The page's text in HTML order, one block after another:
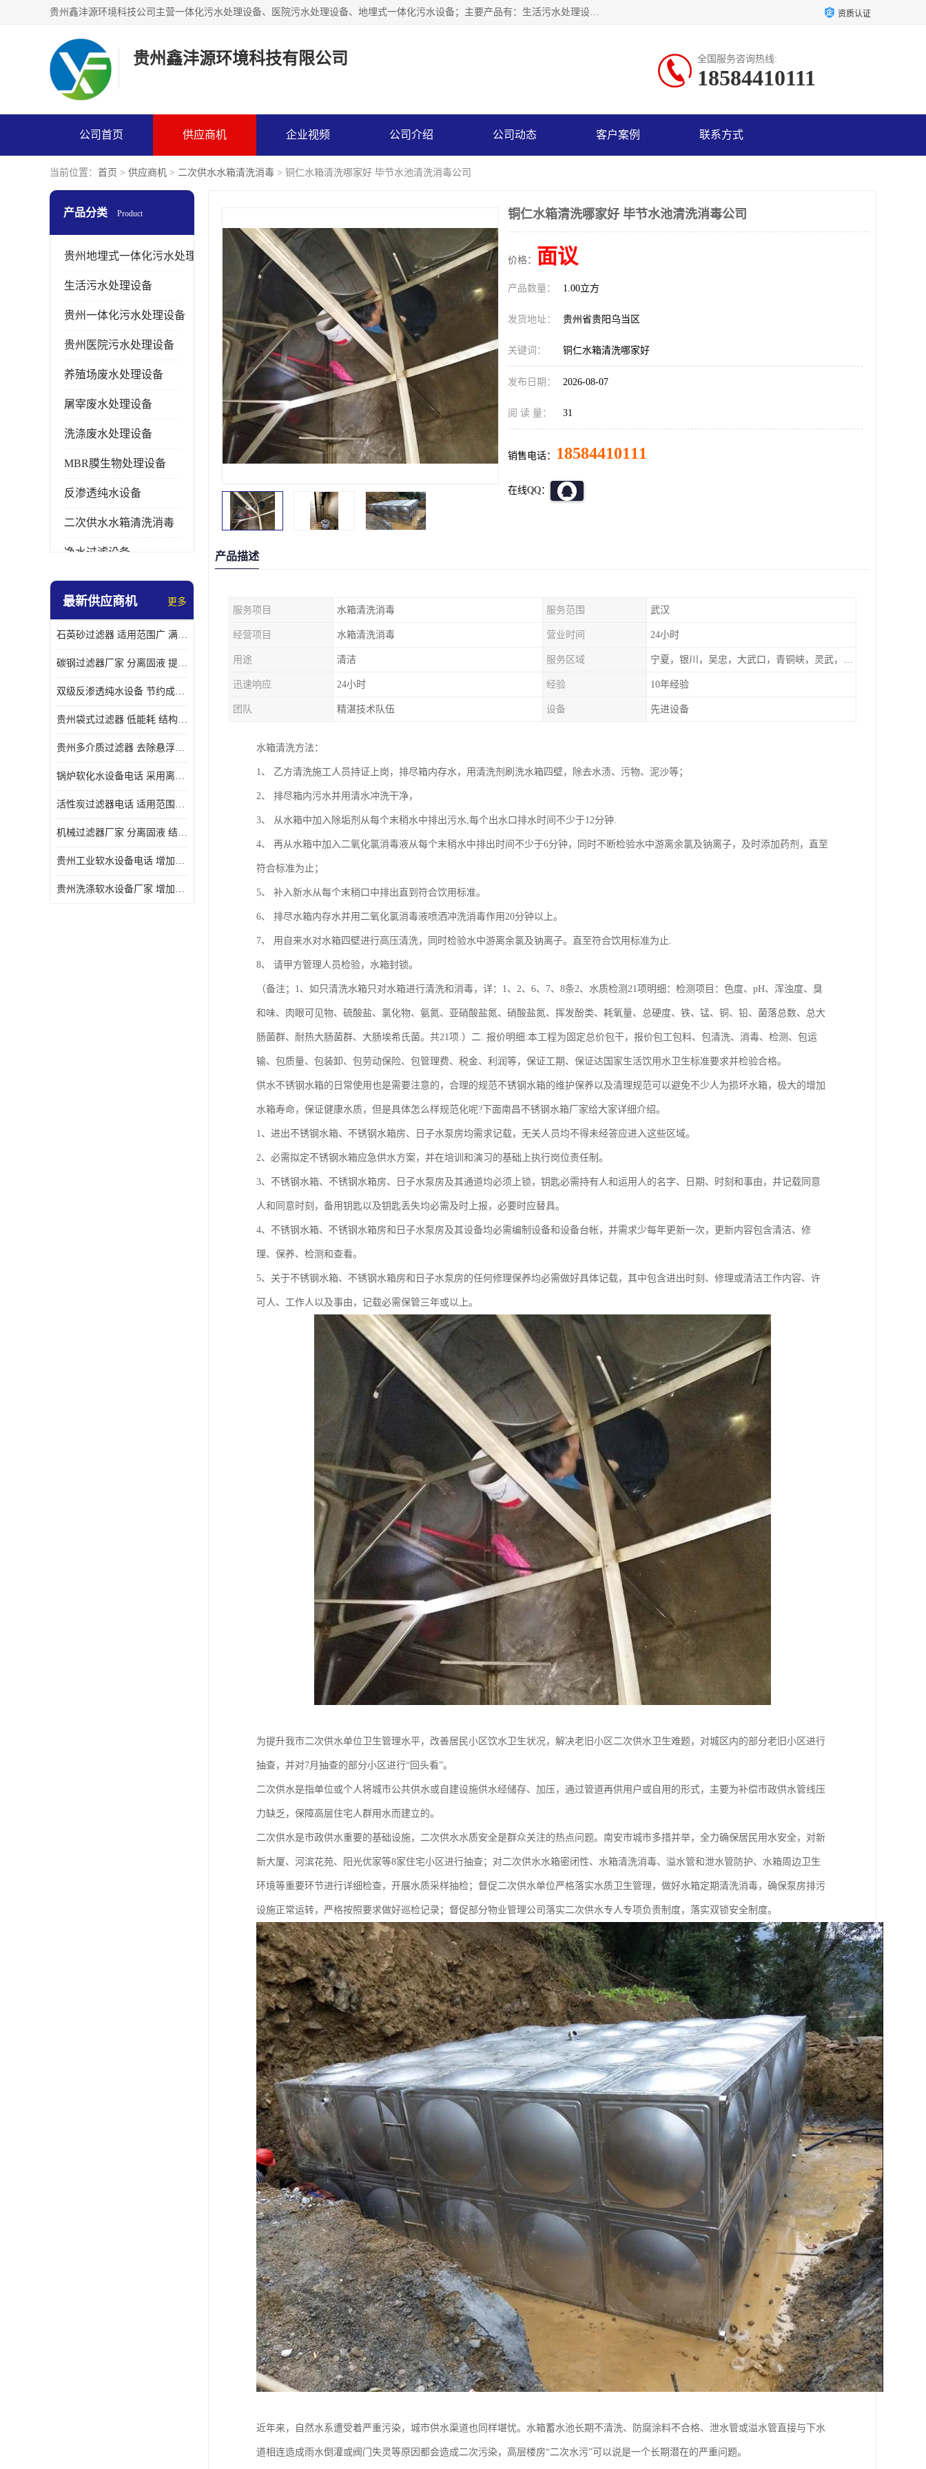
贵州鑫沣源环境科技公司主营一体化污水处理设备、医院污水处理设备、地埋式一体化污水设备；主要产品有：生活污水处理设备，养殖场废水处理设备，屠宰废水处理设备，洗涤废水处理设备，MBR膜生物处理设备，反渗透纯水设备，二次供水水箱清洗消毒，净水过滤设备，软水设备等。欢迎新老顾客来电咨询！ 资质认证
贵州鑫沣源环境科技有限公司 全国服务咨询热线:
18584410111
公司首页 供应商机 企业视频 公司介绍 公司动态 客户案例 联系方式
当前位置： 首页 > 供应商机 > 二次供水水箱清洗消毒 > 铜仁水箱清洗哪家好 毕节水池清洗消毒公司
产品分类 Product
贵州地埋式一体化污水处理设备
生活污水处理设备
贵州一体化污水处理设备
贵州医院污水处理设备
养殖场废水处理设备
屠宰废水处理设备
洗涤废水处理设备
MBR膜生物处理设备
反渗透纯水设备
二次供水水箱清洗消毒
净水过滤设备
软水设备
最新供应商机 更多
石英砂过滤器 适用范围广 满足不同的需求
碳钢过滤器厂家 分离固液 提高过滤效率
双级反渗透纯水设备 节约成本 提供高纯度水
贵州袋式过滤器 低能耗 结构简单
贵州多介质过滤器 去除悬浮物 防止水垢和堵塞
锅炉软化水设备电话 采用离子交换技术 减少维修和更换的成本
活性炭过滤器电话 适用范围广 防止水垢和堵塞
机械过滤器厂家 分离固液 结构简单
贵州工业软水设备电话 增加清洁效果 使水更加清澈 干净
贵州洗涤软水设备厂家 增加清洁效果 减少维修和更换的成本
铜仁水箱清洗哪家好 毕节水池清洗消毒公司
价格： 面议
产品数量： 1.00立方
发货地址： 贵州省贵阳乌当区
关键词： 铜仁水箱清洗哪家好
发布日期： 2026-08-07
阅 读 量： 31
销售电话： 18584410111
在线QQ：
产品描述
服务项目 水箱清洗消毒 服务范围 武汉
经营项目 水箱清洗消毒 营业时间 24小时
用途 清洁 服务区域 宁夏，银川，吴忠，大武口，青铜峡，灵武，兰州，左旗
迅速响应 24小时 经验 10年经验
团队 精湛技术队伍 设备 先进设备
水箱清洗方法：
1、 乙方清洗施工人员持证上岗，排尽箱内存水，用清洗剂刷洗水箱四壁，除去水渍、污物、泥沙等；
2、 排尽箱内污水并用清水冲洗干净，
3、 从水箱中加入除垢剂从每个末稍水中排出污水,每个出水口排水时间不少于12分钟.
4、 再从水箱中加入二氧化氯消毒液从每个末稍水中排出时间不少于6分钟，同时不断检验水中游离余氯及钠离子，及时添加药剂，直至
符合标准为止；
5、 补入新水从每个末稍口中排出直到符合饮用标准。
6、 排尽水箱内存水并用二氧化氯消毒液喷洒冲洗消毒作用20分钟以上。
7、 用自来水对水箱四壁进行高压清洗，同时检验水中游离余氯及钠离子。直至符合饮用标准为止.
8、 请甲方管理人员检验，水箱封锁。
（备注；1、如只清洗水箱只对水箱进行清洗和消毒，详：1、2、6、7、8条2、水质检测21项明细：检测项目：色度、pH、浑浊度、臭
和味、肉眼可见物、硫酸盐、氯化物、氨氮、亚硝酸盐氮、硝酸盐氮、挥发酚类、耗氧量、总硬度、铁、锰、铜、铅、菌落总数、总大
肠菌群、耐热大肠菌群、大肠埃希氏菌。共21项.）二. 报价明细:本工程为固定总价包干，报价包工包料、包清洗、消毒、检测、包运
输、包质量、包装卸、包劳动保险、包管理费、税金、利润等，保证工期、保证达国家生活饮用水卫生标准要求并检验合格。
供水不锈钢水箱的日常使用也是需要注意的，合理的规范不锈钢水箱的维护保养以及清理规范可以避免不少人为损坏水箱，极大的增加
水箱寿命，保证健康水质，但是具体怎么样规范化呢?下面南昌不锈钢水箱厂家给大家详细介绍。
1、进出不锈钢水箱、不锈钢水箱房、日子水泵房均需求记载，无关人员均不得未经答应进入这些区域。
2、必需拟定不锈钢水箱应急供水方案，并在培训和演习的基础上执行岗位责任制。
3、不锈钢水箱、不锈钢水箱房、日子水泵房及其通道均必须上锁，钥匙必需持有人和运用人的名字、日期、时刻和事由，并记载同意
人和同意时刻，备用钥匙以及钥匙丢失均必需及时上报，必要时应替具。
4、不锈钢水箱、不锈钢水箱房和日子水泵房及其设备均必需编制设备和设备台帐，并需求少每年更新一次，更新内容包含清洁、修
理、保养、检测和查看。
5、关于不锈钢水箱、不锈钢水箱房和日子水泵房的任何修理保养均必需做好具体记载，其中包含进出时刻、修理或清洁工作内容、许
可人、工作人以及事由，记载必需保管三年或以上。
为提升我市二次供水单位卫生管理水平，改善居民小区饮水卫生状况，解决老旧小区二次供水卫生难题，对城区内的部分老旧小区进行
抽查，并对7月抽查的部分小区进行“回头看”。
二次供水是指单位或个人将城市公共供水或自建设施供水经储存、加压，通过管道再供用户或自用的形式，主要为补偿市政供水管线压
力缺乏，保障高层住宅人群用水而建立的。
二次供水是市政供水重要的基础设施，二次供水水质安全是群众关注的热点问题。南安市城市多措并举，全力确保居民用水安全，对新
新大厦、河滨花苑、阳光优家等8家住宅小区进行抽查；对二次供水水箱密闭性、水箱清洗消毒、溢水管和泄水管防护、水箱周边卫生
环境等重要环节进行详细检查，开展水质采样抽检；督促二次供水单位严格落实水质卫生管理，做好水箱定期清洗消毒，确保泵房排污
设施正常运转，严格按照要求做好巡检记录；督促部分物业管理公司落实二次供水专人专项负责制度，落实双锁安全制度。
近年来，自然水系遭受着严重污染，城市供水渠道也同样堪忧。水箱蓄水池长期不清洗、防腐涂料不合格、泄水管或溢水管直接与下水
道相连造成雨水倒灌或阀门失灵等原因都会造成二次污染，高层楼房“二次水污”可以说是一个长期潜在的严重问题。